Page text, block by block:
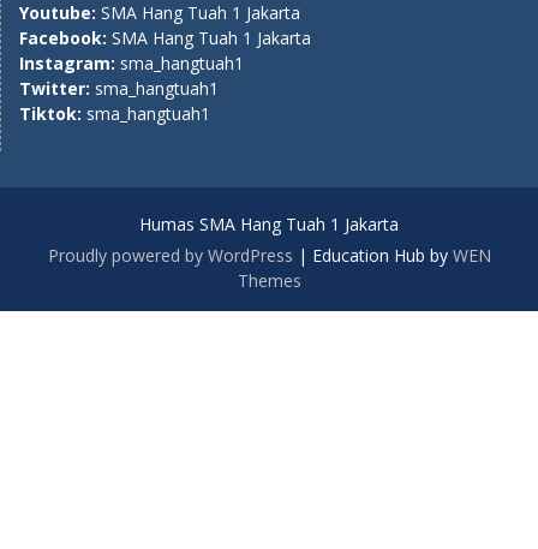
Youtube: SMA Hang Tuah 1 Jakarta
Facebook: SMA Hang Tuah 1 Jakarta
Instagram: sma_hangtuah1
Twitter: sma_hangtuah1
Tiktok: sma_hangtuah1
Humas SMA Hang Tuah 1 Jakarta
Proudly powered by WordPress | Education Hub by WEN
Themes